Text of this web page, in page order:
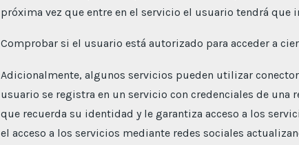
próxima vez que entre en el servicio el usuario tendrá que
Comprobar si el usuario está autorizado para acceder a
Adicionalmente, algunos servicios pueden utilizar
usuario se registra en un servicio con credenciales de
que recuerda su identidad y le garantiza acceso a los
el acceso a los servicios mediante redes sociales